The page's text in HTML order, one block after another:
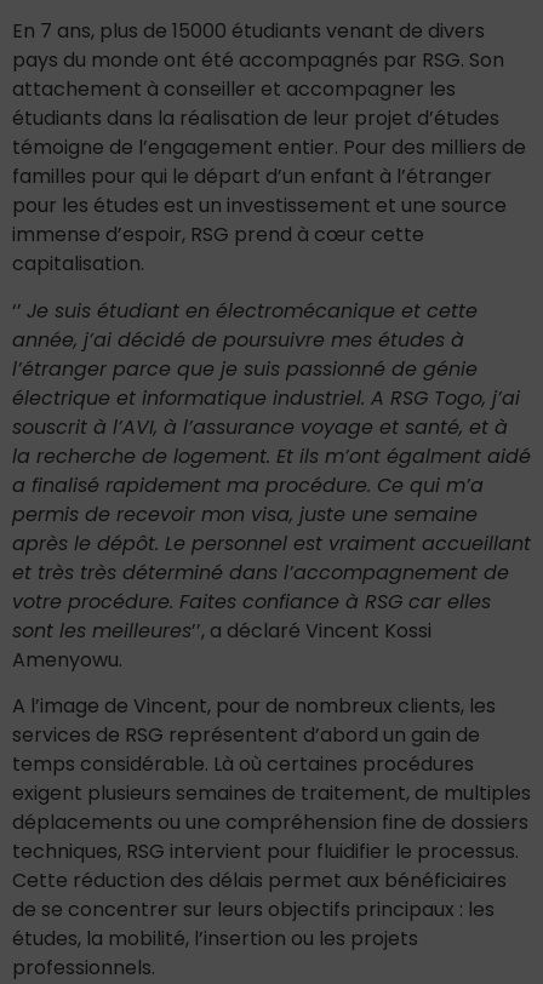
En 7 ans, plus de 15000 étudiants venant de divers
pays du monde ont été accompagnés par RSG. Son
attachement à conseiller et accompagner les
étudiants dans la réalisation de leur projet d’études
témoigne de l’engagement entier. Pour des milliers de
familles pour qui le départ d’un enfant à l’étranger
pour les études est un investissement et une source
immense d’espoir, RSG prend à cœur cette
capitalisation.
‘’ Je suis étudiant en électromécanique et cette
année, j’ai décidé de poursuivre mes études à
l’étranger parce que je suis passionné de génie
électrique et informatique industriel. A RSG Togo, j’ai
souscrit à l’AVI, à l’assurance voyage et santé, et à
la recherche de logement. Et ils m’ont égalment aidé
a finalisé rapidement ma procédure. Ce qui m’a
permis de recevoir mon visa, juste une semaine
après le dépôt. Le personnel est vraiment accueillant
et très très déterminé dans l’accompagnement de
votre procédure. Faites confiance à RSG car elles
sont les meilleures’’, a déclaré Vincent Kossi
Amenyowu.
A l’image de Vincent, pour de nombreux clients, les
services de RSG représentent d’abord un gain de
temps considérable. Là où certaines procédures
exigent plusieurs semaines de traitement, de multiples
déplacements ou une compréhension fine de dossiers
techniques, RSG intervient pour fluidifier le processus.
Cette réduction des délais permet aux bénéficiaires
de se concentrer sur leurs objectifs principaux : les
études, la mobilité, l’insertion ou les projets
professionnels.